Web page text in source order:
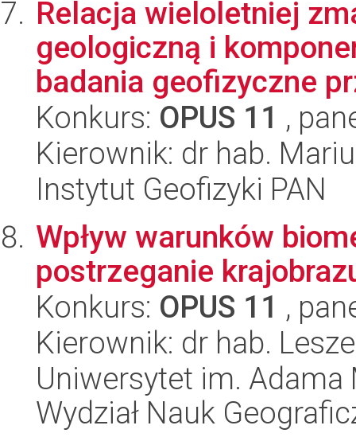
Relacja wieloletniej
geologiczną i
badania geofizyczne
Konkurs: OPUS 11 ,
Kierownik: dr hab.
Instytut Geofizyki PAN
Wpływ warunków
postrzeganie
Konkurs: OPUS 11 ,
Kierownik: dr hab.
Uniwersytet im.
Wydział Nauk